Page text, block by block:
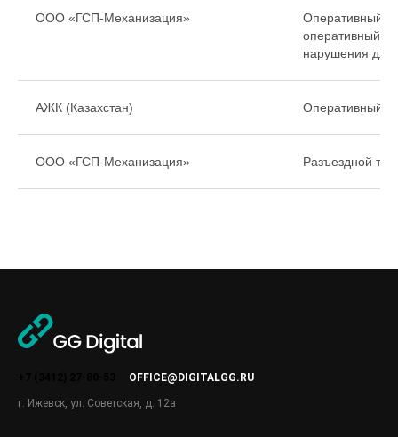
ООО «ГСП-Механизация»
Оперативный
оперативный
нарушения для
АЖК (Казахстан) Оперативный
ООО «ГСП-Механизация» Разъездной
OFFICE@DIGITALGG.RU
г. Ижевск, ул. Советская, д. 12а